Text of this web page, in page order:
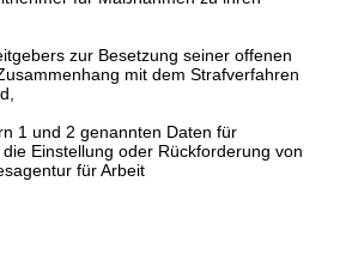
zur Besetzung seiner offenen
mit dem Strafverfahren
1 und 2 genannten Daten für
Einstellung oder Rückforderung von
für Arbeit